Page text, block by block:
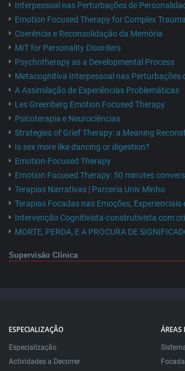
Interpessoal nas Perturbações de
Emotion Focused Therapy for Complex
Coerência e Reconsolidação da Memória
MIT for Personality Disorders
Psychotherapy as a Developmental Process
Metacognitiva Interpessoal nas Perturbações
A Assimilação de Experiências Problemáticas
Les Greenberg Emotion Focused Therapy
Psicoterapia e Neurociências
Strategies of Grief Therapy: a Meaning
Is sex more like dancing or digestion?
Emotion-Focused Therapy
Emotion Focused Therapy: 50 minutes
Terapias Narrativas | Parceria Univ Minho
Terapias Focadas nas Emoções, Experienciais
Intervenção Cognitivista-construtivista com
MORTE, PERDA, E A PROCURA DE
Supervisão Clínica
ESPECIALIZAÇÃO
Especialização
Actividades a Decorrer
ÁREAS